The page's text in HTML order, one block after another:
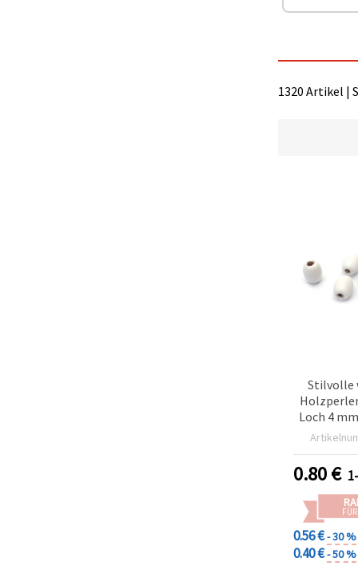
1320 Artikel |
Stilvolle
Loch 4
Stück)
0.80€
0.56 €- 30 %
0.40 €- 50 %